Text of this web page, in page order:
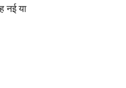
नई या